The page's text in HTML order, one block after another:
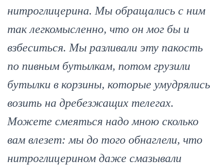
нитроглицерина. Мы обращались с ним
так легкомысленно, что он мог бы и
взбеситься. Мы разливали эту пакость
по пивным бутылкам, потом грузили
бутылки в корзины, которые умудрялись
возить на дребезжащих телегах.
Можете смеяться надо мною сколько
вам влезет: мы до того обнаглели, что
нитроглицерином даже смазывали